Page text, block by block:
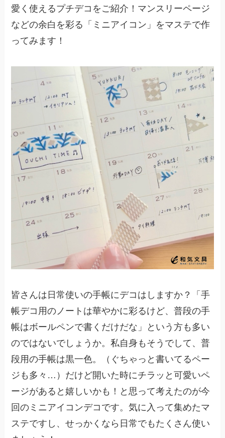
愛く使えるプチデコをご紹介！マンスリーページ
などの余白を彩る「ミニアイコン」をマステで作
ってみます！
皆さんは日常使いの手帳にデコはしますか？「手
帳デコ用のノートは華やかに彩るけど、普段の手
帳はボールペンで書くだけだな」という方も多い
のではないでしょうか。私自身もそうでして、普
段用の手帳は黒一色。（ぐちゃっと書いてるペー
ジも多々…）だけど開いた時にチラッと可愛いペ
ージがあると嬉しいかも！と思って考えたのが今
回のミニアイコンデコです。気に入って集めたマ
ステですし、せっかくなら日常でもたくさん使い